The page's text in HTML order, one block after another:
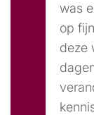
was
op
deze